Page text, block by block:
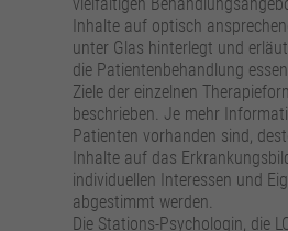
Inhalte auf optisch
unter Glas hinterlegt und
die Patientenbehandlung
Ziele der einzelnen
beschrieben. Je mehr
Patienten vorhanden sind,
Inhalte auf das
individuellen Interessen und
abgestimmt werden.
Die Stations-Psychologin, die